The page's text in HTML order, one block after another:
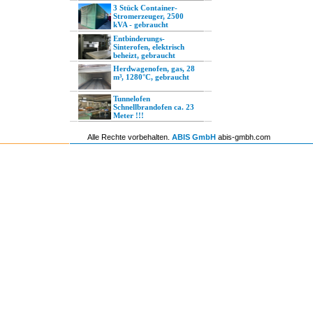
3 Stück Container-
Stromerzeuger, 2500
kVA - gebraucht
Entbinderungs-
Sinterofen, elektrisch
beheizt, gebraucht
Herdwagenofen, gas, 28
m³, 1280°C, gebraucht
Tunnelofen
Schnellbrandofen ca. 23
Meter !!!
Alle Rechte vorbehalten. ABIS GmbH abis-gmbh.com